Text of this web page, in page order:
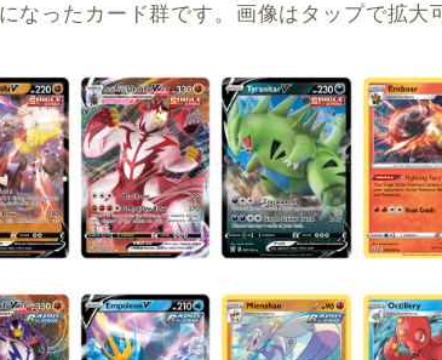
なったカード群です。画像はタップで拡大